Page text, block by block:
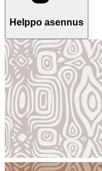
Helppo asennus